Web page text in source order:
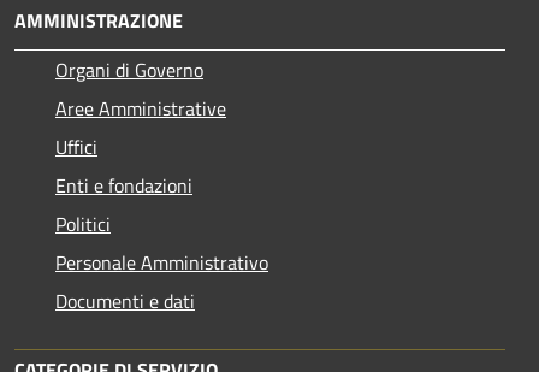
AMMINISTRAZIONE
Organi di Governo
Aree Amministrative
Uffici
Enti e fondazioni
Politici
Personale Amministrativo
Documenti e dati